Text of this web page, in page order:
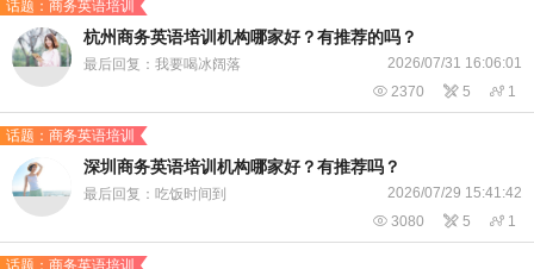
话题：商务英语培训
杭州商务英语培训机构哪家好？有推荐的吗？
最后回复：我要喝冰阔落 2026/07/31 16:06:01
 2370  5  1
话题：商务英语培训
深圳商务英语培训机构哪家好？有推荐吗？
最后回复：吃饭时间到 2026/07/29 15:41:42
 3080  5  1
话题：商务英语培训